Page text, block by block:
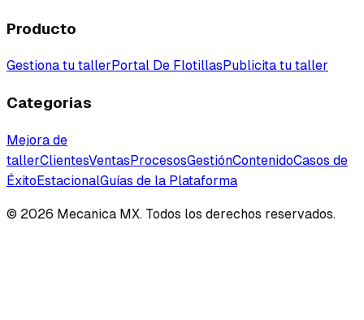
Producto
Gestiona tu taller Portal De Flotillas Publicita tu taller
Categorias
Mejora de
tallerClientesVentasProcesosGestiónContenidoCasos de
ÉxitoEstacionalGuías de la Plataforma
© 2026 Mecanica MX. Todos los derechos reservados.